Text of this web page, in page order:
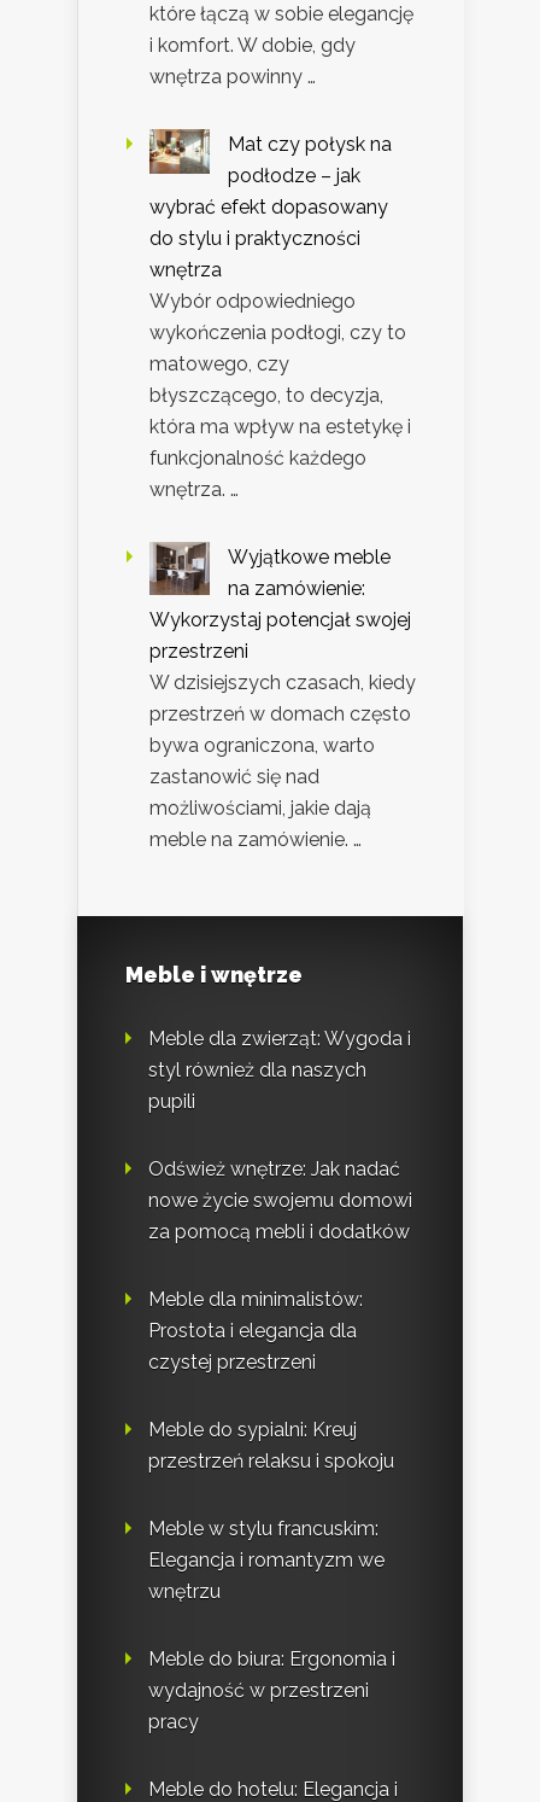
które łączą w sobie elegancję
i komfort. W dobie, gdy
wnętrza powinny …
Mat czy połysk na
podłodze – jak
wybrać efekt dopasowany
do stylu i praktyczności
wnętrza
Wybór odpowiedniego
wykończenia podłogi, czy to
matowego, czy
błyszczącego, to decyzja,
która ma wpływ na estetykę i
funkcjonalność każdego
wnętrza. …
Wyjątkowe meble
na zamówienie:
Wykorzystaj potencjał swojej
przestrzeni
W dzisiejszych czasach, kiedy
przestrzeń w domach często
bywa ograniczona, warto
zastanowić się nad
możliwościami, jakie dają
meble na zamówienie. …
Meble i wnętrze
Meble dla zwierząt: Wygoda i
styl również dla naszych
pupili
Odśwież wnętrze: Jak nadać
nowe życie swojemu domowi
za pomocą mebli i dodatków
Meble dla minimalistów:
Prostota i elegancja dla
czystej przestrzeni
Meble do sypialni: Kreuj
przestrzeń relaksu i spokoju
Meble w stylu francuskim:
Elegancja i romantyzm we
wnętrzu
Meble do biura: Ergonomia i
wydajność w przestrzeni
pracy
Meble do hotelu: Elegancja i